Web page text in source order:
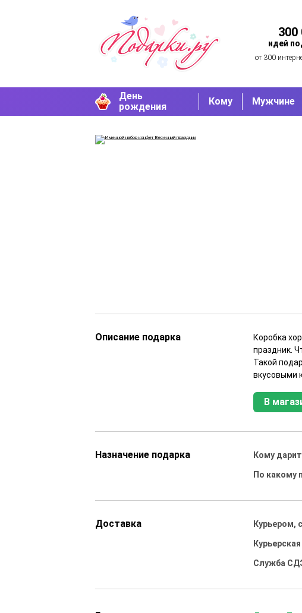
300
идей
от 300
День
рождения
Кому Мужчине
Описание подарка
Коробка
праздник.
Такой
вкусовыми
В
Назначение подарка Кому
По какому
Доставка Курьером,
Служба